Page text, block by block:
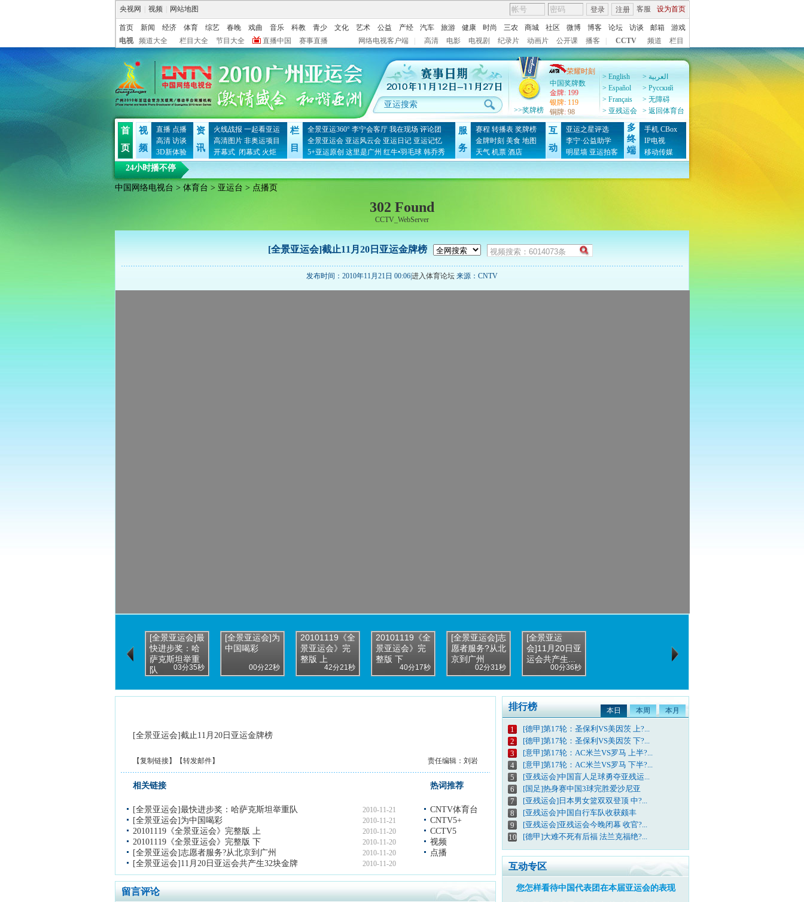
央视网 视频 网站地图 客服 设为首页
登录 注册
首页 新闻 经济 体育 综艺 春晚 戏曲 音乐 科教 青少 文化 艺术 公益 产经 汽车 旅游 健康 时尚 三农 商城 社区 微博 博客 论坛 访谈 邮箱
游戏
电视
频道大全 栏目大全 节目大全 直播中国 赛事直播 网络电视客户端 高清 电影 电视剧 纪录片 动画片 公开课 播客 CCTV 频道 栏目
> English
> العربية
> Español
> Pусский
> Français
> 无障碍
> 亚残运会
> 返回体育台
>>奖牌榜
荣耀时刻
中国奖牌数
金牌: 199
银牌: 119
铜牌: 98
首
页
视
频
直播 点播
高清 访谈
3D新体验
资
讯
火线战报 一起看亚运
高清图片 非奥运项目
开幕式 闭幕式 火炬
栏
目
全景亚运360° 李宁会客厅 我在现场 评论团
全景亚运会 亚运风云会 亚运日记 亚运记忆
5+亚运原创 这里是广州 红牛•羽毛球 韩乔秀
服
务
赛程 转播表 奖牌榜
金牌时刻 美食 地图
天气 机票 酒店
互
动
亚运之星评选
李宁·公益助学
明星墙 亚运拍客
多
终
端
手机 CBox
IP电视
移动传媒
24小时播不停
中国网络电视台 > 体育台 > 亚运台 > 点播页
302 Found
CCTV_WebServer
[全景亚运会]截止11月20日亚运金牌榜
发布时间：2010年11月21日 00:06|进入体育论坛 来源：CNTV
[全景亚运会]最
快进步奖：哈
萨克斯坦举重
队
03分35秒
[全景亚运会]为
中国喝彩
00分22秒
20101119《全
景亚运会》完
整版 上
42分21秒
20101119《全
景亚运会》完
整版 下
40分17秒
[全景亚运会]志
愿者服务?从北
京到广州
02分31秒
[全景亚运
会]11月20日亚
运会共产生...
00分36秒
[全景亚运会]截止11月20日亚运金牌榜
责任编辑：刘岩
【复制链接】【转发邮件】
相关链接
[全景亚运会]最快进步奖：哈萨克斯坦举重队 2010-11-21
[全景亚运会]为中国喝彩 2010-11-21
20101119《全景亚运会》完整版 上 2010-11-20
20101119《全景亚运会》完整版 下 2010-11-20
[全景亚运会]志愿者服务?从北京到广州 2010-11-20
[全景亚运会]11月20日亚运会共产生32块金牌 2010-11-20
热词推荐
CNTV体育台
CNTV5+
CCTV5
视频
点播
留言评论
排行榜 本日 本周 本月
1
[德甲]第17轮：圣保利VS美因茨 上?...
2
[德甲]第17轮：圣保利VS美因茨 下?...
3
[意甲]第17轮：AC米兰VS罗马 上半?...
4
[意甲]第17轮：AC米兰VS罗马 下半?...
5
[亚残运会]中国盲人足球勇夺亚残运...
6
[国足]热身赛中国3球完胜爱沙尼亚
7
[亚残运会]日本男女篮双双登顶 中?...
8
[亚残运会]中国自行车队收获颇丰
9
[亚残运会]亚残运会今晚闭幕 收官?...
10
[德甲]大难不死有后福 法兰克福绝?...
互动专区
您怎样看待中国代表团在本届亚运会的表现